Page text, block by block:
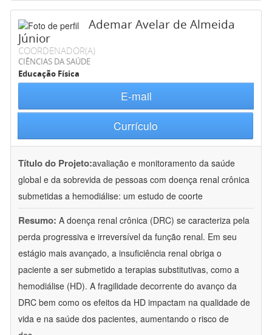
Ademar Avelar de Almeida
Júnior
COORDENADOR(A)
CIÊNCIAS DA SAÚDE
Educação Física
E-mail
Currículo
Título do Projeto:avaliação e monitoramento da saúde
global e da sobrevida de pessoas com doença renal crônica
submetidas a hemodiálise: um estudo de coorte
Resumo: A doença renal crônica (DRC) se caracteriza pela
perda progressiva e irreversível da função renal. Em seu
estágio mais avançado, a insuficiência renal obriga o
paciente a ser submetido a terapias substitutivas, como a
hemodiálise (HD). A fragilidade decorrente do avanço da
DRC bem como os efeitos da HD impactam na qualidade de
vida e na saúde dos pacientes, aumentando o risco de